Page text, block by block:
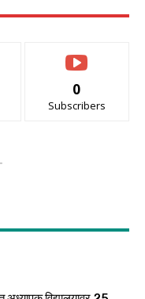
0
Subscribers